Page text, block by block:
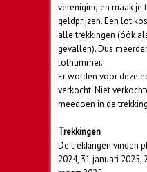
vereniging en maak je
geldprijzen. Een lot
alle trekkingen (óók
gevallen). Dus
lotnummer.
Er worden voor deze
verkocht. Niet
meedoen in de
Trekkingen
De trekkingen vinden
2024, 31 januari 2025,